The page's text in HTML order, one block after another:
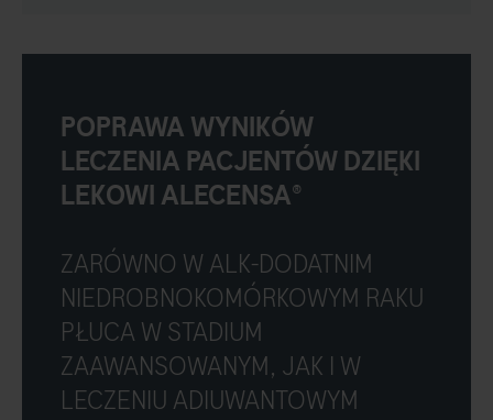
POPRAWA WYNIKÓW
LECZENIA PACJENTÓW DZIĘKI
LEKOWI ALECENSA®
ZARÓWNO W ALK-DODATNIM
NIEDROBNOKOMÓRKOWYM RAKU
PŁUCA W STADIUM
ZAAWANSOWANYM, JAK I W
LECZENIU ADIUWANTOWYM